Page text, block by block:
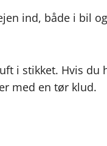
ind, både i bil
i stikket. Hvis du
med en tør klud.